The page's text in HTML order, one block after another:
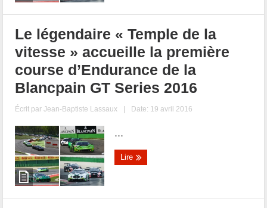
Le légendaire « Temple de la
vitesse » accueille la première
course d’Endurance de la
Blancpain GT Series 2016
Écrit parJean-Baptiste Lassaux | Date: 19 avril 2016
...
Lire